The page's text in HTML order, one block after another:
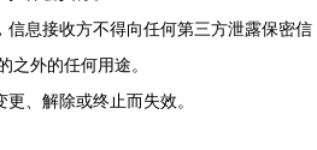
息接收方不得向任何第三方泄露保密信
之外的任何用途。
、解除或终止而失效。